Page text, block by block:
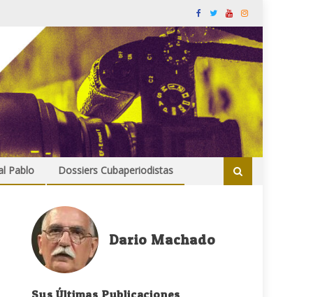
Pablo Dossiers Cubaperiodistas
Dario Machado